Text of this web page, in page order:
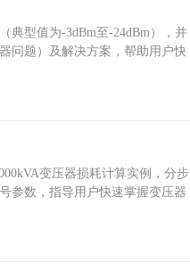
典型值为-3dBm至-24dBm），并
问题）及解决方案，帮助用户快
变压器损耗计算实例，分步
参数，指导用户快速掌握变压器